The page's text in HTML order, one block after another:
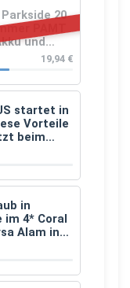
20
PAMT
und
19,94 €
startet in
Vorteile
beim
in
im 4* Coral
Alam inkl.